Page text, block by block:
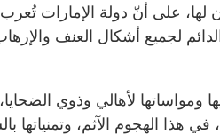
على أنّ دولة الإمارات
الدائم لجميع أشكال العنف
ومواساتها لأهالي وذوي
هذا الهجوم الآثم، وتمنياتها